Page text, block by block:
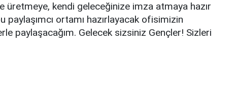
üretmeye, kendi geleceğinize imza atmaya hazır
paylaşımcı ortamı hazırlayacak ofisimizin
paylaşacağım. Gelecek sizsiniz Gençler! Sizleri